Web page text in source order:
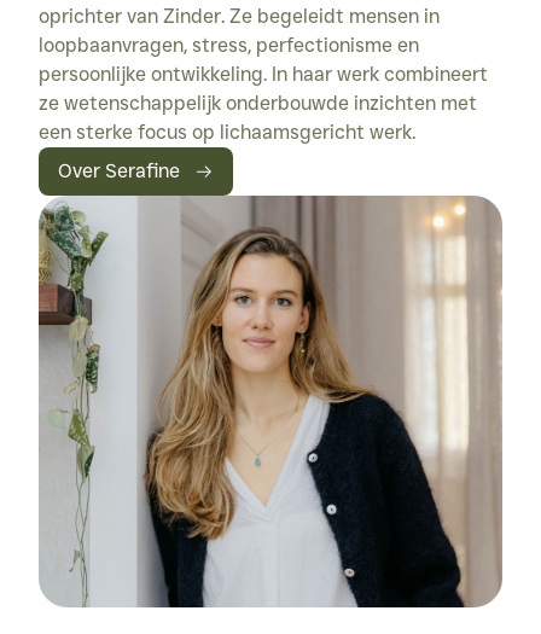
oprichter van Zinder. Ze begeleidt mensen in
loopbaanvragen, stress, perfectionisme en
persoonlijke ontwikkeling. In haar werk combineert
ze wetenschappelijk onderbouwde inzichten met
een sterke focus op lichaamsgericht werk.
Over Serafine